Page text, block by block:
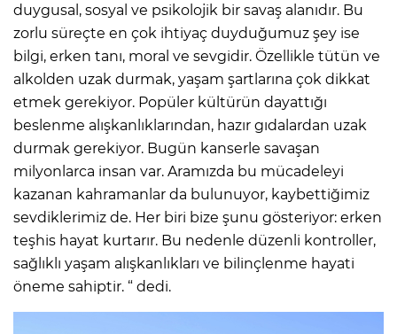
duygusal, sosyal ve psikolojik bir savaş alanıdır. Bu
zorlu süreçte en çok ihtiyaç duyduğumuz şey ise
bilgi, erken tanı, moral ve sevgidir. Özellikle tütün ve
alkolden uzak durmak, yaşam şartlarına çok dikkat
etmek gerekiyor. Popüler kültürün dayattığı
beslenme alışkanlıklarından, hazır gıdalardan uzak
durmak gerekiyor. Bugün kanserle savaşan
milyonlarca insan var. Aramızda bu mücadeleyi
kazanan kahramanlar da bulunuyor, kaybettiğimiz
sevdiklerimiz de. Her biri bize şunu gösteriyor: erken
teşhis hayat kurtarır. Bu nedenle düzenli kontroller,
sağlıklı yaşam alışkanlıkları ve bilinçlenme hayati
öneme sahiptir. “ dedi.